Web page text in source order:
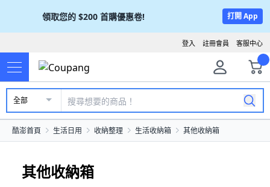
領取您的 $200 首購優惠卷! 打開 App
客服中心
註冊會員
登入
全部
酷澎首頁 生活日用 收納整理 生活收納箱 其他收納箱
其他收納箱